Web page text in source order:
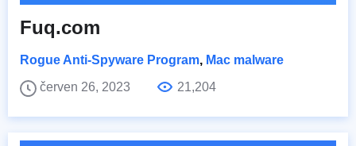
Fuq.com
Rogue Anti-Spyware Program, Mac malware
červen 26, 2023
21,204